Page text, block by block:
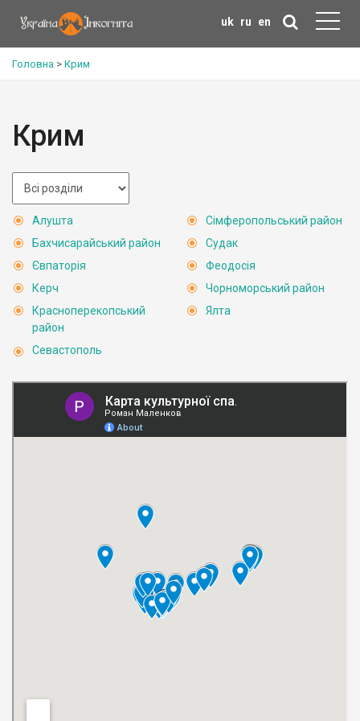
uk ru en
Головна > Крим
Крим
Алушта
Бахчисарайський район
Євпаторія
Керч
Красноперекопський
район
Севастополь
Сімферопольський район
Судак
Феодосія
Чорноморський район
Ялта